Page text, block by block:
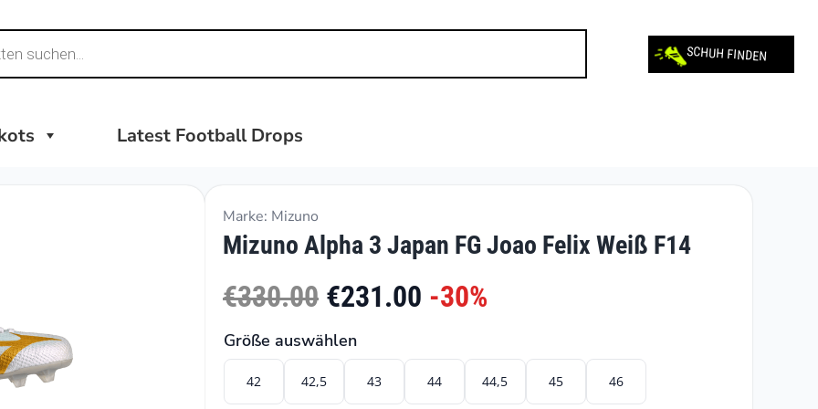
SCHUH FINDEN
Latest Football Drops
Marke: Mizuno
Mizuno Alpha 3 Japan FG Joao Felix Weiß F14
€330.00 €231.00 -30%
Größe auswählen
42 42,5 43 44 44,5 45 46